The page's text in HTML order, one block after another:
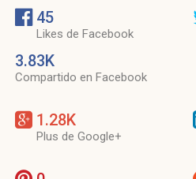
45
Likes de Facebook
3.83K
Compartido en Facebook
1.28K
Plus de Google+